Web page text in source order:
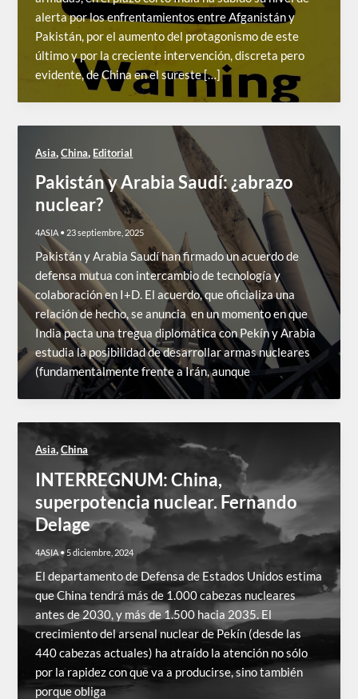
alerta por los enfrentamientos entre Afganistán y
Pakistán, por el aumento del protagonismo de este
último y por la creciente intervención, discreta pero
evidente, de China en el sureste […]
Asia,China, Editorial
Pakistán y Arabia Saudí: ¿abrazo
nuclear?
4ASIA • 23 septiembre, 2025
Pakistán y Arabia Saudí han firmado un acuerdo de
defensa mutua con intercambio de tecnología y
colaboración en I+D. El acuerdo, que oficializa una
relación de hecho, se anuncia en un momento en que
India pacta una tregua diplomática con Pekín y Arabia
estudia la posibilidad de desarrollar armas nucleares
(fundamentalmente frente a Irán, aunque
Asia,China
INTERREGNUM: China,
superpotencia nuclear. Fernando
Delage
4ASIA •5 diciembre, 2024
El departamento de Defensa de Estados Unidos estima
que China tendrá más de 1.000 cabezas nucleares
antes de 2030, y más de 1.500 hacia 2035. El
crecimiento del arsenal nuclear de Pekín (desde las
440 cabezas actuales) ha atraído la atención no sólo
por la rapidez con que va a producirse, sino también
porque obliga